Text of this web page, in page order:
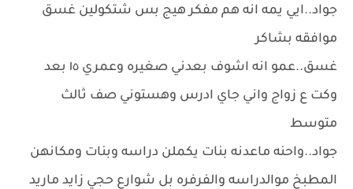
جواد..ايي يمه انه هم مفكر هيج بس شتكولين غسق
موافقه بشاكر
غسق..عمو انه اشوف بعدني صغيره وعمري ١٥ بعد
وكت ع زواج واني جاي ادرس وهستوني صف ثالث
متوسط
جواد..واحنه ماعدنه بنات يكملن دراسه وبنات ومكانهن
المطبخ موالدراسه والفرفره بل شوارع حجي زايد ماريد